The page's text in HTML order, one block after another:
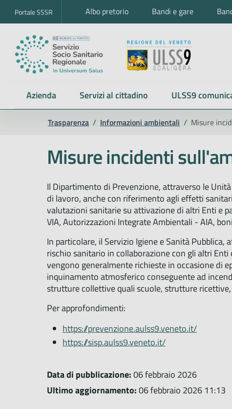
Portale SSSR Albo pretorio Bandi e gare
Azienda Servizi al cittadino ULSS9
Trasparenza / Informazioni ambientali / Misure
Misure incidenti
Il Dipartimento di Prevenzione, attraverso le
di lavoro, anche con riferimento agli effetti
valutazioni sanitarie su attivazione di altri Enti e
VIA, Autorizzazioni Integrate Ambientali - AIA,
In particolare, il Servizio Igiene e Sanità
rischio sanitario in collaborazione con gli altri
vengono generalmente richieste in occasione di
inquinamento atmosferico conseguente ad
strutture collettive quali scuole, strutture
Per approfondimenti:
https://prevenzione.aulss9.veneto.it/
https://sisp.aulss9.veneto.it/
Data di pubblicazione:06 febbraio 2026
Ultimo aggiornamento:06 febbraio 2026 11:13